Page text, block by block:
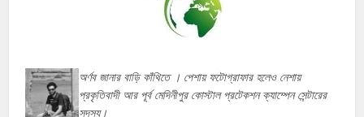
অর্ণব জানার বাড়ি কাঁথিতে । পেশায় ফটোগ্রাফার হলেও নেশায়
প্রকৃতিবাদী আর পূর্ব মেদিনীপুর কোস্টাল প্রটেকশন ক্যাম্পেন সেন্টারের
সদস্য।